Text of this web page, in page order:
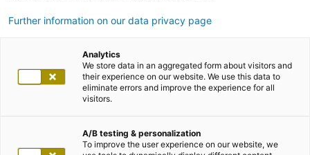
Further information on our data privacy page
Analytics
We store data in an aggregated form about visitors and
their experience on our website. We use this data to
eliminate errors and improve the experience for all
visitors.
A/B testing & personalization
To improve the user experience on our website, we